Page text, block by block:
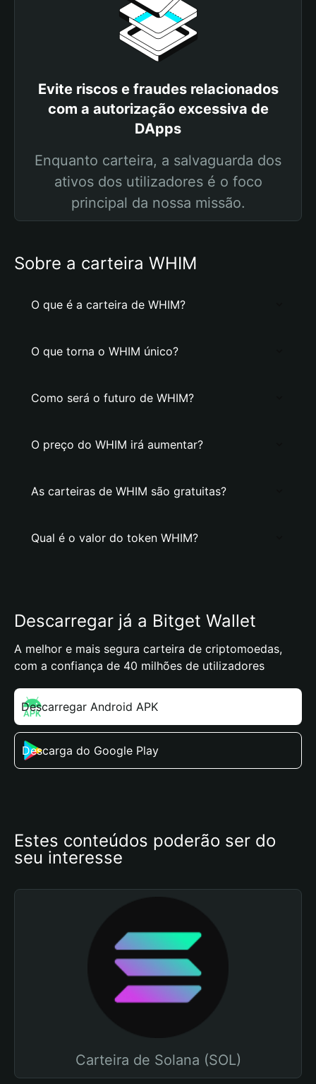
Evite riscos e fraudes relacionados
com a autorização excessiva de
DApps
Enquanto carteira, a salvaguarda dos
ativos dos utilizadores é o foco
principal da nossa missão.
Sobre a carteira WHIM
O que é a carteira de WHIM?
O que torna o WHIM único?
Como será o futuro de WHIM?
O preço do WHIM irá aumentar?
As carteiras de WHIM são gratuitas?
Qual é o valor do token WHIM?
Descarregar já a Bitget Wallet
A melhor e mais segura carteira de criptomoedas,
com a confiança de 40 milhões de utilizadores
Descarregar Android APK
Descarga do Google Play
Estes conteúdos poderão ser do
seu interesse
Carteira de Solana (SOL)